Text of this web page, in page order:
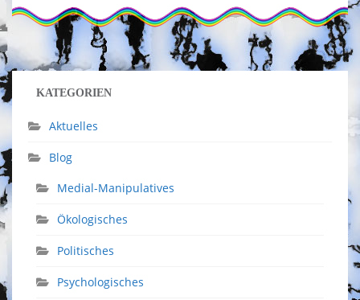
KATEGORIEN
Aktuelles
Blog
Medial-Manipulatives
Ökologisches
Politisches
Psychologisches